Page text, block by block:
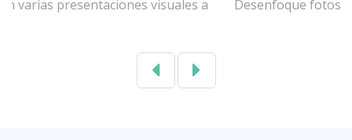
Desenfoque fotos, y mejorar su calidad.
PreviousNext